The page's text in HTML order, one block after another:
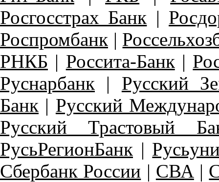
Росгосстрах Банк |
Роспромбанк |
РНКБ | Россита-Банк |
Руснарбанк | Русский
Банк | Русский
Русский Трастовый
РусьРегионБанк |
Сбербанк России | СВА |